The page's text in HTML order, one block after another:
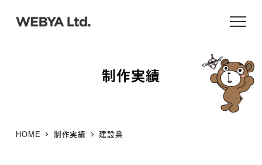
制作実績
HOME 制作実績 建設業